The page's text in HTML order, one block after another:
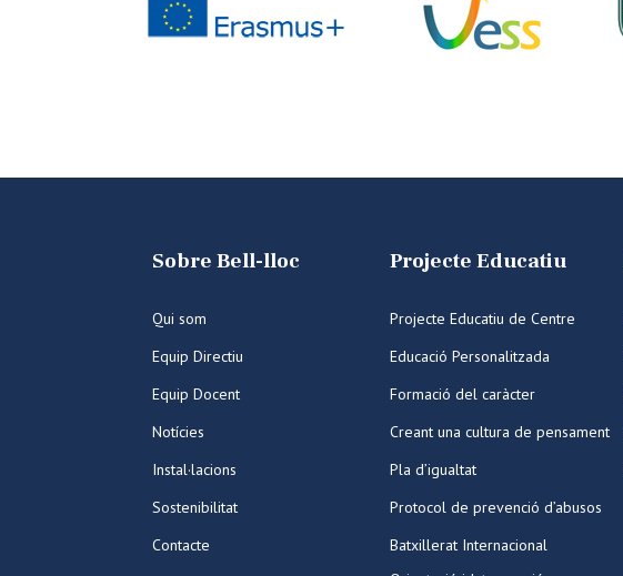
Sobre Bell-lloc
Qui som
Equip Directiu
Equip Docent
Notícies
Instal·lacions
Sostenibilitat
Contacte
Projecte Educatiu
Projecte Educatiu de Centre
Educació Personalitzada
Formació del caràcter
Creant una cultura de pensament
Pla d’igualtat
Protocol de prevenció d’abusos
Batxillerat Internacional